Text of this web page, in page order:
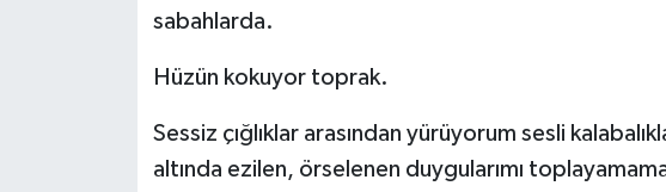
sabahlarda.
Hüzün kokuyor toprak.
Sessiz çığlıklar arasından yürüyorum sesli
altında ezilen, örselenen duygularımı